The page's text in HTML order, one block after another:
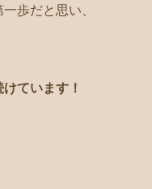
歩だと思い、
ています！